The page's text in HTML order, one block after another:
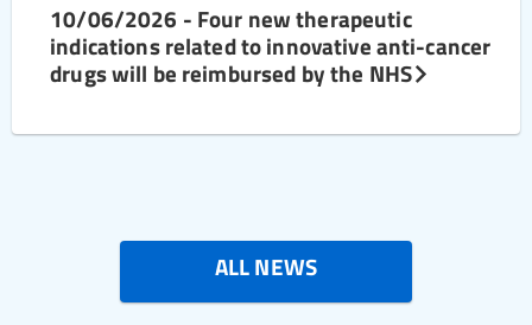
10/06/2026 - Four new therapeutic
indications related to innovative anti-cancer
drugs will be reimbursed by the NHS
ALL NEWS